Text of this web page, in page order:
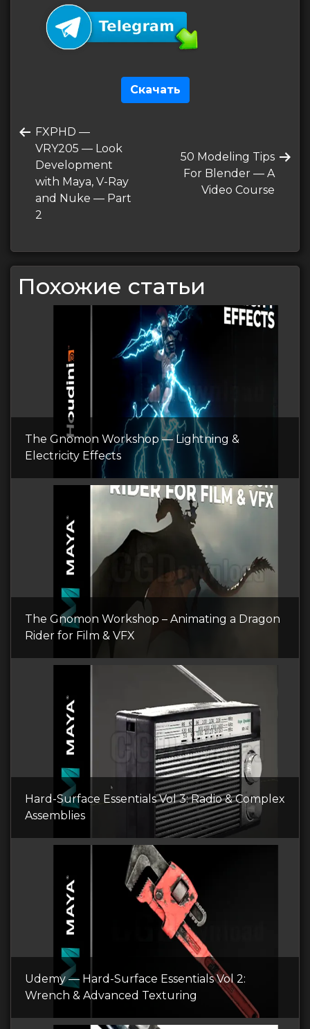
Скачать
по
записям
Предыдущая
запись
FXPHD —
VRY205 — Look
Development
with Maya, V-Ray
and Nuke — Part
2
Следующая
запись
50 Modeling Tips
For Blender — A
Video Course
Похожие статьи
The Gnomon Workshop — Lightning &
Electricity Effects
The Gnomon Workshop – Animating a Dragon
Rider for Film & VFX
Hard-Surface Essentials Vol 3: Radio & Complex
Assemblies
Udemy — Hard-Surface Essentials Vol 2:
Wrench & Advanced Texturing